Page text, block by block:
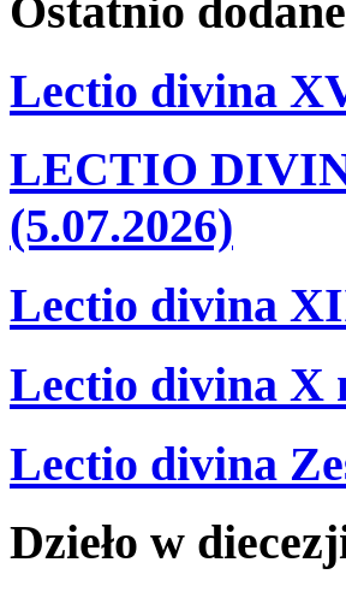
Ostatnio dodane
Lectio divina
LECTIO
(5.07.2026)
Lectio divina
Lectio divina X
Lectio divina
Dzieło w